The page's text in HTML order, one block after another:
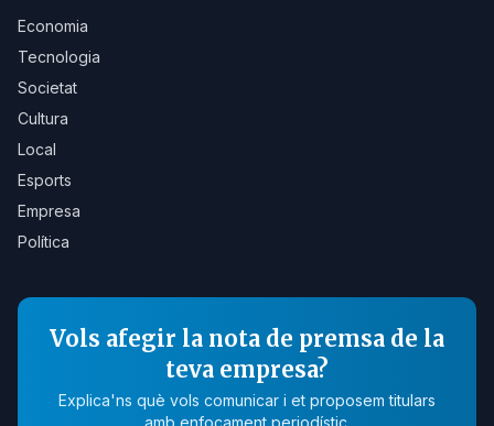
Economia
Tecnologia
Societat
Cultura
Local
Esports
Empresa
Política
Vols afegir la nota de premsa de la
teva empresa?
Explica'ns què vols comunicar i et proposem titulars
amb enfocament periodístic.